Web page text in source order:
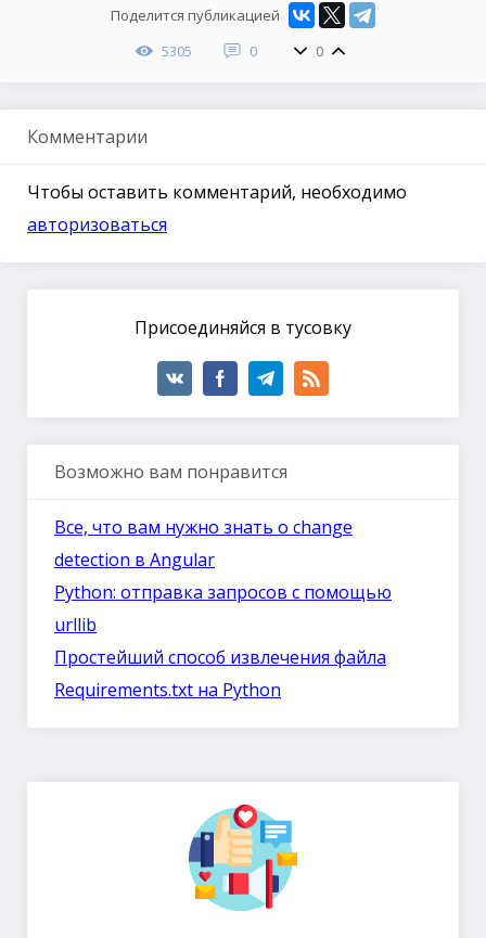
Поделится публикацией
5305
0 0
Комментарии
Чтобы оставить комментарий, необходимо
авторизоваться
Присоединяйся в тусовку
Возможно вам понравится
Все, что вам нужно знать о change
detection в Angular
Python: отправка запросов с помощью
urllib
Простейший способ извлечения файла
Requirements.txt на Python